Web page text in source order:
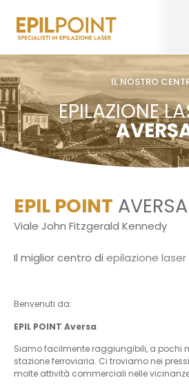
IL NOSTRO
EPILAZIONE
EPIL POINT AVERSA
Viale John Fitzgerald Kennedy
Il miglior centro di epilazione laser
Benvenuti da:
EPIL POINT Aversa.
Siamo facilmente raggiungibili, a pochi
stazione ferroviaria. Ci troviamo nei
molte attività commerciali nelle